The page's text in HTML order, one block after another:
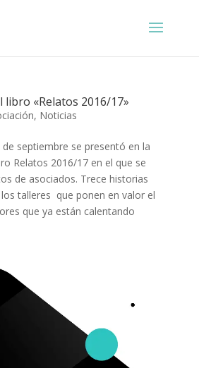
libro «Relatos 2016/17»
, Noticias
septiembre se presentó en la
Relatos 2016/17 en el que se
de asociados. Trece historias
talleres que ponen en valor el
que ya están calentando